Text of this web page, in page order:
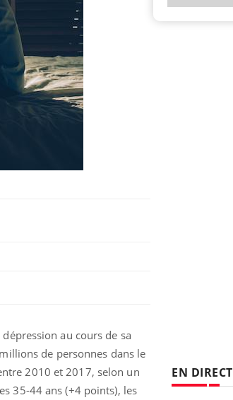
au cours de sa
de personnes dans le
2010 et 2017, selon un
35-44 ans (+4 points), les
EN DIRECT